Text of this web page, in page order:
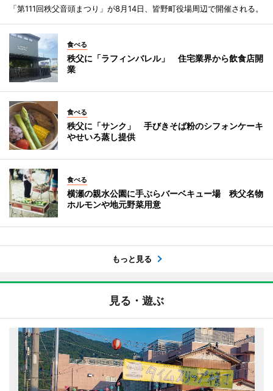
「第111回秩父音頭まつり」が8月14日、皆野町役場周辺で開催される。
食べる
秩父に「ラフィンバレル」 住宅業界から飲食店開
業
食べる
秩父に「サンク」 手びきそば粉のシフォンケーキ
やせいろ蒸し提供
食べる
横瀬の親水公園に手ぶらバーベキュー場 秩父名物
ホルモンや地元野菜用意
もっと見る
見る・遊ぶ